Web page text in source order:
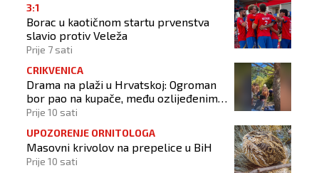
3:1
Borac u kaotičnom startu prvenstva
slavio protiv Veleža
Prije 7 sati
CRIKVENICA
Drama na plaži u Hrvatskoj: Ogroman
bor pao na kupače, među ozlijeđenima
dvoje djece
Prije 10 sati
UPOZORENJE ORNITOLOGA
Masovni krivolov na prepelice u BiH
Prije 10 sati